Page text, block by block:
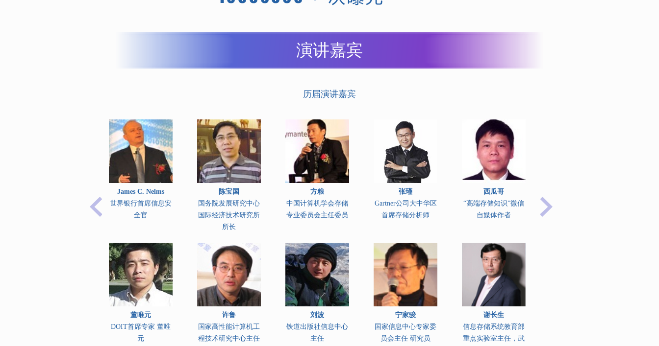
演讲嘉宾
历届演讲嘉宾
James C. Nelms
世界银行首席信息安
全官
陈宝国
国务院发展研究中心
国际经济技术研究所
所长
方粮
中国计算机学会存储
专业委员会主任委员
张瑾
Gartner公司大中华区
首席存储分析师
西瓜哥
“高端存储知识”微信
自媒体作者
董唯元
DOIT首席专家 董唯
元
许鲁
国家高性能计算机工
程技术研究中心主任
刘波
铁道出版社信息中心
主任
宁家骏
国家信息中心专家委
员会主任 研究员
谢长生
信息存储系统教育部
重点实验室主任，武